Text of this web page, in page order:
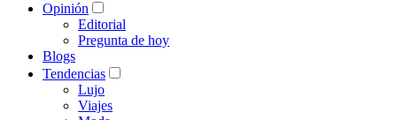
Opinión
Editorial
Pregunta de hoy
Blogs
Tendencias
Lujo
Viajes